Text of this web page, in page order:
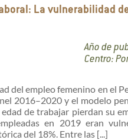
La vulnerabilidad
Año de
Centro:
del empleo femenino en el
2016–2020 y el modelo
de trabajar pierdan su
en 2019 eran
del 18%. Entre las [...]